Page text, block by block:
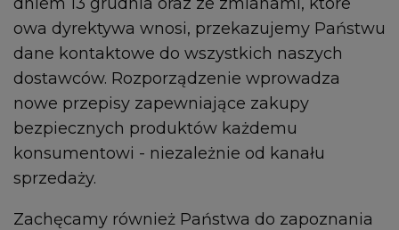
owa dyrektywa wnosi, przekazujemy Państwu
dane kontaktowe do wszystkich naszych
dostawców. Rozporządzenie wprowadza
nowe przepisy zapewniające zakupy
bezpiecznych produktów każdemu
konsumentowi - niezależnie od kanału
sprzedaży.
Zachęcamy również Państwa do zapoznania